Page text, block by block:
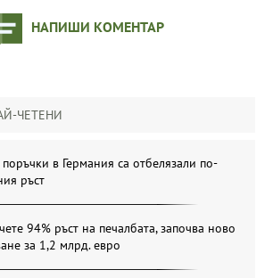
НАПИШИ КОМЕНТАР
ЧЕТЕНИ
в Германия са отбелязали по-
ръст
94% ръст на печалбата, започва ново
за 1,2 млрд. евро